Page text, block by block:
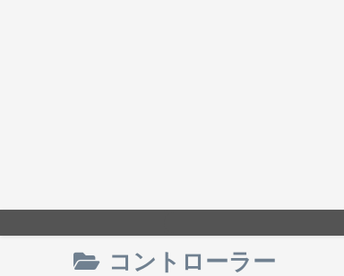
コントローラー